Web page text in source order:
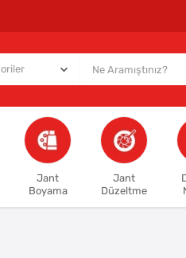
Jant
Boyama
Jant
Düzeltme